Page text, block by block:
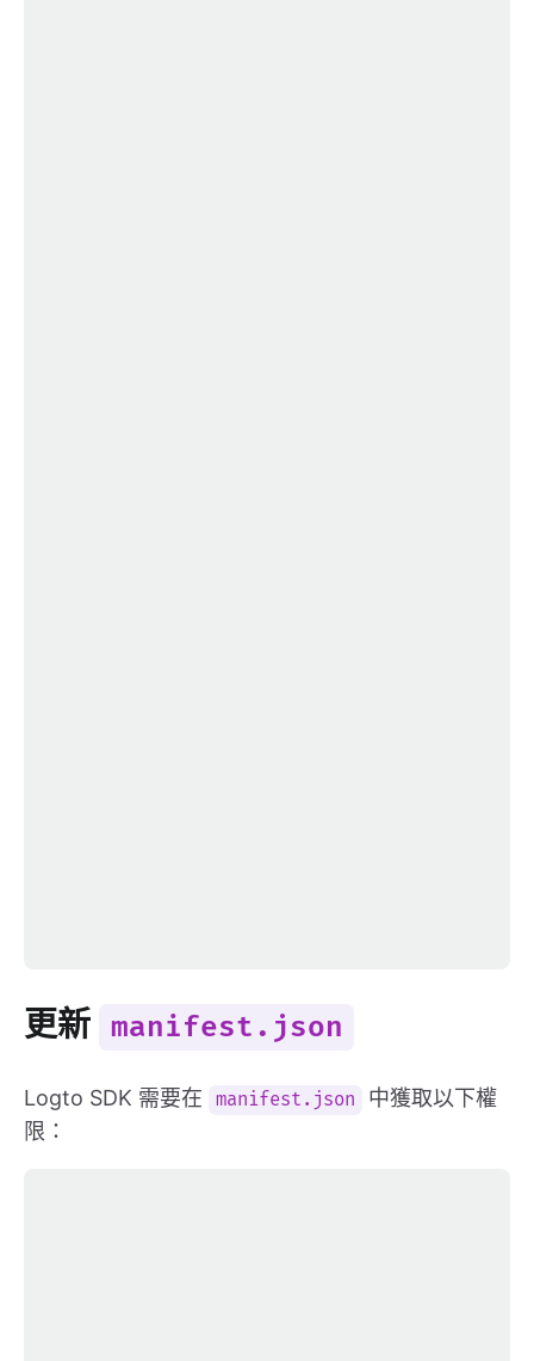
更新 manifest.json
Logto SDK 需要在 manifest.json
中獲取以下權
限：